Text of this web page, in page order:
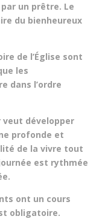
un prêtre. Le
du bienheureux
de l’Église sont
les
dans l’ordre
veut développer
profonde et
de la vivre tout
est rythmée
ont un cours
obligatoire.